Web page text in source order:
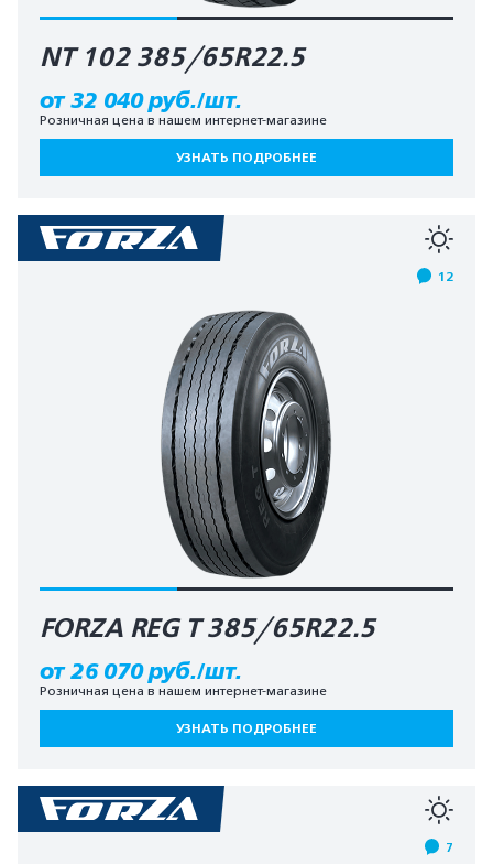
NT 102 385/65R22.5
от 32 040 руб./шт.
Розничная цена в нашем интернет-магазине
УЗНАТЬ ПОДРОБНЕЕ
12
FORZA REG T 385/65R22.5
от 26 070 руб./шт.
Розничная цена в нашем интернет-магазине
УЗНАТЬ ПОДРОБНЕЕ
7